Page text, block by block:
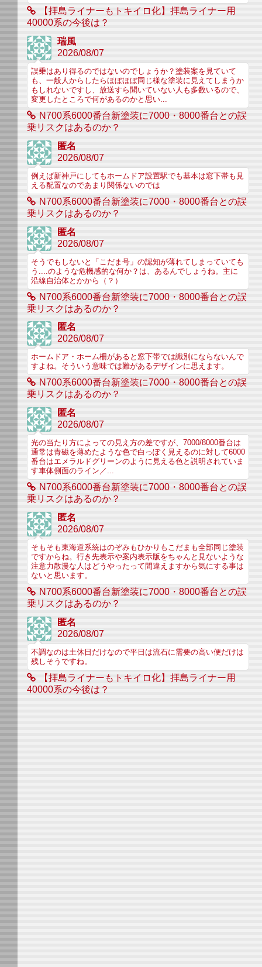
【拝島ライナーもトキイロ化】拝島ライナー用
40000系の今後は？
瑞風
2026/08/07
誤乗はあり得るのではないのでしょうか？塗装案を見ていて
も、一般人からしたらほぼほぼ同じ様な塗装に見えてしまうか
もしれないですし、放送すら聞いていない人も多数いるので、
変更したところで何があるのかと思い...
N700系6000番台新塗装に7000・8000番台との誤
乗リスクはあるのか？
匿名
2026/08/07
例えば新神戸にしてもホームドア設置駅でも基本は窓下帯も見
える配置なのであまり関係ないのでは
N700系6000番台新塗装に7000・8000番台との誤
乗リスクはあるのか？
匿名
2026/08/07
そうでもしないと「こだま号」の認知が薄れてしまっていても
う....のような危機感的な何か？は、あるんでしょうね。主に
沿線自治体とかから（？）
N700系6000番台新塗装に7000・8000番台との誤
乗リスクはあるのか？
匿名
2026/08/07
ホームドア・ホーム柵があると窓下帯では識別にならないんで
すよね。そういう意味では難があるデザインに思えます。
N700系6000番台新塗装に7000・8000番台との誤
乗リスクはあるのか？
匿名
2026/08/07
光の当たり方によっての見え方の差ですが、7000/8000番台は
通常は青磁を薄めたような色で白っぽく見えるのに対して6000
番台はエメラルドグリーンのように見える色と説明されていま
す車体側面のライン／...
N700系6000番台新塗装に7000・8000番台との誤
乗リスクはあるのか？
匿名
2026/08/07
そもそも東海道系統はのぞみもひかりもこだまも全部同じ塗装
ですからね。行き先表示や案内表示版をちゃんと見ないような
注意力散漫な人はどうやったって間違えますから気にする事は
ないと思います。
N700系6000番台新塗装に7000・8000番台との誤
乗リスクはあるのか？
匿名
2026/08/07
不調なのは土休日だけなので平日は流石に需要の高い便だけは
残しそうですね。
【拝島ライナーもトキイロ化】拝島ライナー用
40000系の今後は？